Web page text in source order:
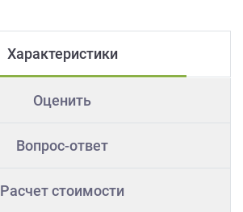
Характеристики
Оценить
Вопрос-ответ
Расчет стоимости